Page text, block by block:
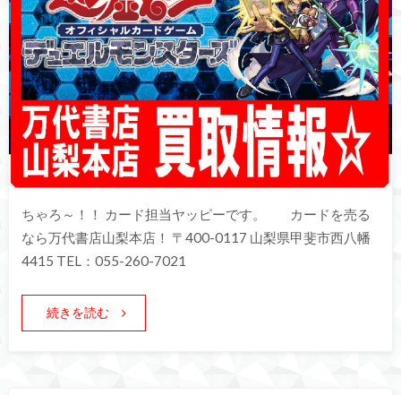
ちゃろ～！！ カード担当ヤッピーです。 カードを売る
なら万代書店山梨本店！ 〒400-0117 山梨県甲斐市西八幡
4415 TEL：055-260-7021
続きを読む